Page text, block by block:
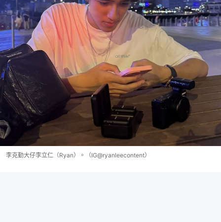
李克勤大仔李立仁（Ryan）。（IG@ryanleecontent）